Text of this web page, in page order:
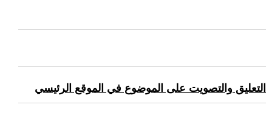
التعليق والتصويت على الموضوع في الموقع الرئيسي